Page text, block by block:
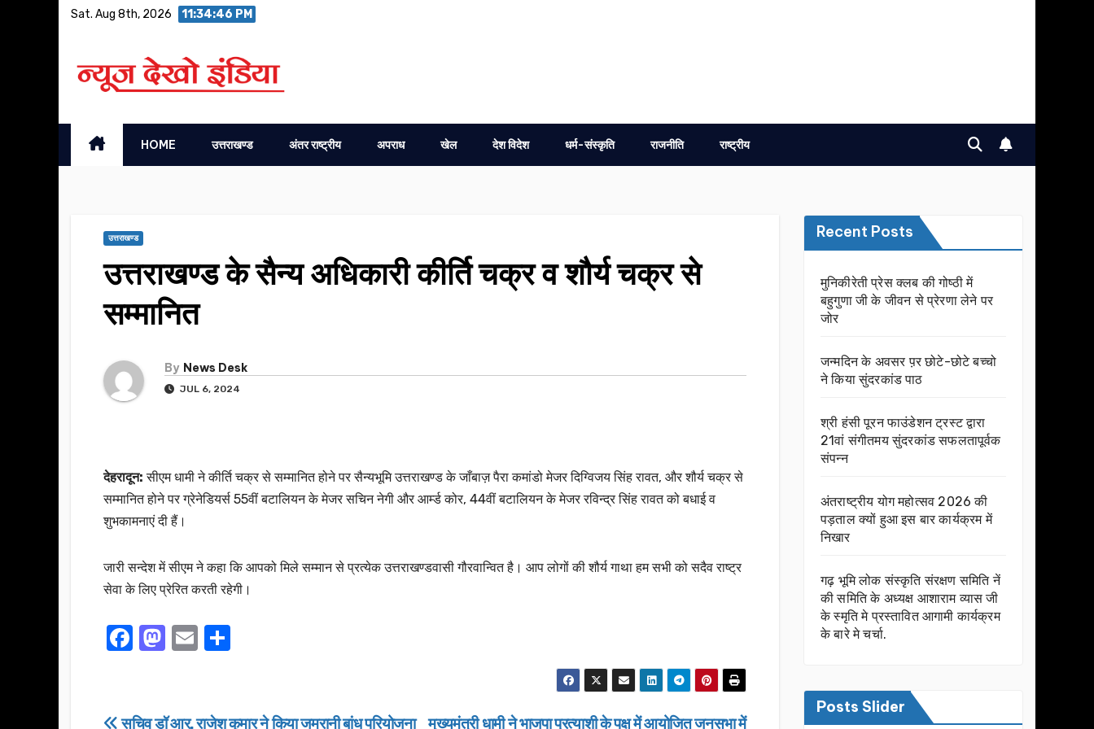
Sat. Aug 8th, 2026 11:34:46 PM
HOME उत्तराखण्ड अंतर राष्ट्रीय अपराध खेल देश विदेश धर्म-संस्कृति राजनीति राष्ट्रीय
उत्तराखण्ड
उत्तराखण्ड के सैन्य अधिकारी कीर्ति चक्र व शौर्य चक्र से
सम्मानित
By News Desk
JUL 6, 2024
देहरादून: सीएम धामी ने कीर्ति चक्र से सम्मानित होने पर सैन्यभूमि उत्तराखण्ड के जाँबाज़ पैरा कमांडो मेजर दिग्विजय सिंह रावत, और शौर्य चक्र से
सम्मानित होने पर ग्रेनेडियर्स 55वीं बटालियन के मेजर सचिन नेगी और आर्म्ड कोर, 44वीं बटालियन के मेजर रविन्द्र सिंह रावत को बधाई व
शुभकामनाएं दी हैं।
जारी सन्देश में सीएम ने कहा कि आपको मिले सम्मान से प्रत्येक उत्तराखण्डवासी गौरवान्वित है। आप लोगों की शौर्य गाथा हम सभी को सदैव राष्ट्र
सेवा के लिए प्रेरित करती रहेगी।
F
e
M
o
E
e
मुख्यमंत्री धामी ने भाजपा प्रत्याशी के पक्ष में आयोजित जनसभा में
सचिव डॉ आर. राजेश कुमार ने किया जमरानी बांध परियोजना
Recent Posts
मुनिकीरेती प्रेस क्लब की गोष्ठी में
बहुगुणा जी के जीवन से प्रेरणा लेने पर
जोर
जन्मदिन के अवसर प़र छोटे-छोटे बच्चो
ने किया सुंदरकांड पाठ
श्री हंसी पूरन फाउंडेशन ट्रस्ट द्वारा
21वां संगीतमय सुंदरकांड सफलतापूर्वक
संपन्न
अंतराष्ट्रीय योग महोत्सव 2026 की
पड़ताल क्यों हुआ इस बार कार्यक्रम में
निखार
गढ़ भूमि लोक संस्कृति संरक्षण समिति नें
की समिति के अध्यक्ष आशाराम व्यास जी
के स्मृति मे प्रस्तावित आगामी कार्यक्रम
के बारे मे चर्चा.
Posts Slider